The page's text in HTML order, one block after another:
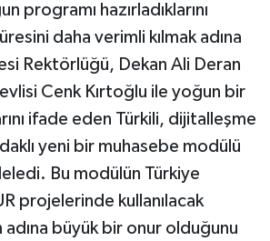
programı hazırladıklarını
daha verimli kılmak adına
Rektörlüğü, Dekan Ali Deran
Cenk Kırtoğlu ile yoğun bir
ifade eden Türkili, dijitalleşme
yeni bir muhasebe modülü
Bu modülün Türkiye
projelerinde kullanılacak
adına büyük bir onur olduğunu